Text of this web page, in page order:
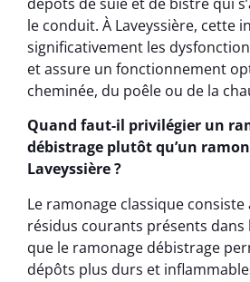
le conduit. À Laveyssière, cette
significativement les
et assure un fonctionnement
cheminée, du poêle ou de la
Quand faut-il privilégier un
débistrage plutôt qu’un
Laveyssière ?
Le ramonage classique
résidus courants présents
que le ramonage débistrage
dépôts plus durs et